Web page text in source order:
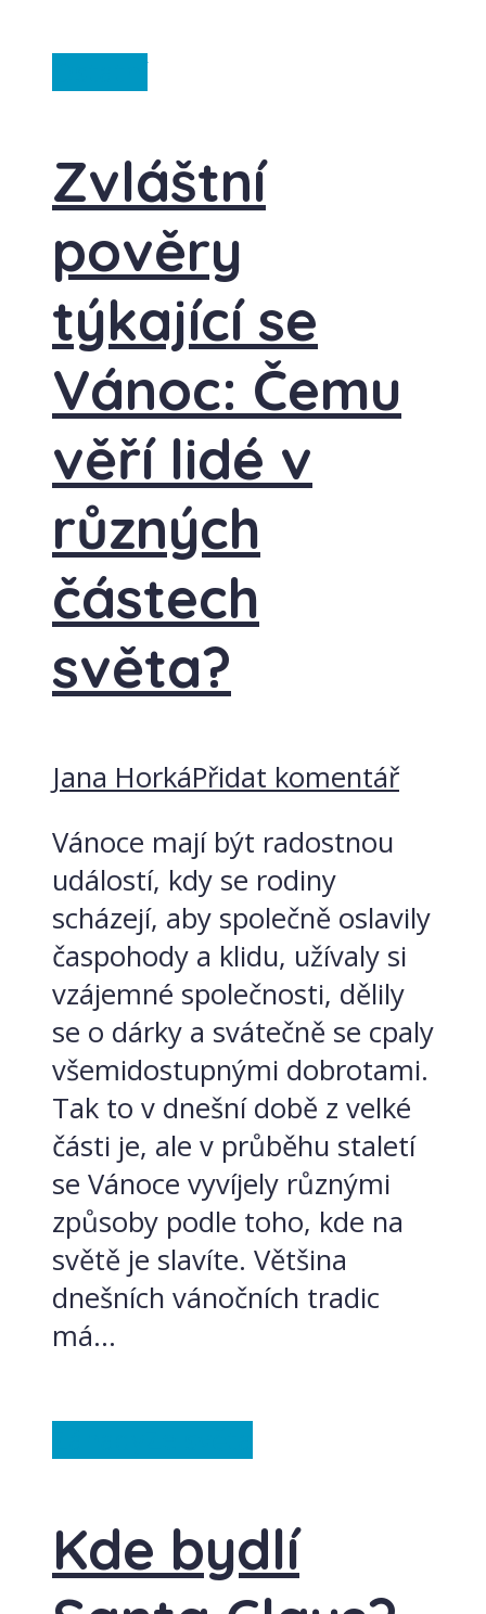
Zvláštní
pověry
týkající se
Vánoc: Čemu
věří lidé v
různých
částech
světa?
Jana HorkáPřidat komentář
Vánoce mají být radostnou
událostí, kdy se rodiny
scházejí, aby společně oslavily
časpohody a klidu, užívaly si
vzájemné společnosti, dělily
se o dárky a svátečně se cpaly
všemidostupnými dobrotami.
Tak to v dnešní době z velké
části je, ale v průběhu staletí
se Vánoce vyvíjely různými
způsoby podle toho, kde na
světě je slavíte. Většina
dnešních vánočních tradic
má...
Kde bydlí